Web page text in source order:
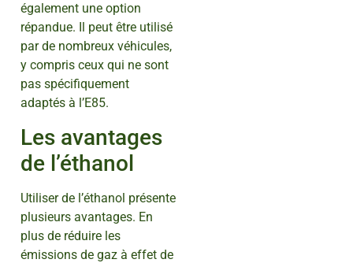
également une option
répandue. Il peut être utilisé
par de nombreux véhicules,
y compris ceux qui ne sont
pas spécifiquement
adaptés à l’E85.
Les avantages
de l’éthanol
Utiliser de l’éthanol présente
plusieurs avantages. En
plus de réduire les
émissions de gaz à effet de